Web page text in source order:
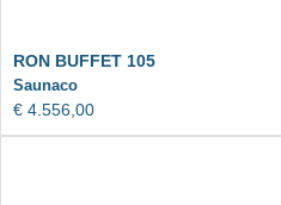
RON BUFFET 105
Saunaco
€ 4.556,00